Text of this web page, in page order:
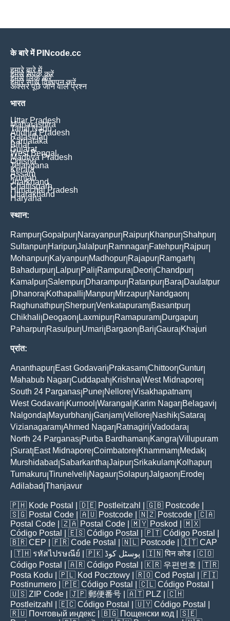
के बारे में PINcode.cc
हमारे बारे में
हमसे संपर्क करें
हमसे लिंक करें
हमारे साथ विज्ञापन करें
अक्सर पूछे जाने वाले प्रश्न
भारत
Uttar Pradesh
Maharashtra
Tamil Nadu
Andhra Pradesh
Rajasthan
Karnataka
Bihar
Gujarat
West Bengal
Madhya Pradesh
Odisha
Telangana
Kerala
Assam
Punjab
Jharkhand
Chattisgarh
Himachal Pradesh
Uttarakhand
Haryana
स्थान:
Rampur Gopalpur Narayanpur Raipur Khanpur Shahpur
Sultanpur Haripur Jalalpur Ramnagar Fatehpur Rajpur
Mohanpur Kalyanpur Madhopur Rajapur Ramgarh
Bahadurpur Lalpur Pali Rampura Deori Chandpur
Kamalpur Salempur Dharampur Ratanpur Bara Daulatpur
Dhanora Kothapalli Manpur Mirzapur Nandgaon
Raghunathpur Sherpur Venkatapuram Basantpur
Chikhali Deogaon Laxmipur Ramapuram Durgapur
Paharpur Rasulpur Umari Bargaon Bari Gaura Khajuri
प्रांत:
Ananthapur East Godavari Prakasam Chittoor Guntur
Mahabub Nagar Cuddapah Krishna West Midnapore
South 24 Parganas Pune Nellore Visakhapatnam
West Godavari Kurnool Warangal Karim Nagar Belagavi
Nalgonda Mayurbhanj Ganjam Vellore Nashik Satara
Vizianagaram Ahmed Nagar Ratnagiri Vadodara
North 24 Parganas Purba Bardhaman Kangra Villupuram
Surat| East Midnapore Coimbatore Khammam Medak
Murshidabad Sabarkantha Jaipur Srikakulam Kolhapur
Tumakuru Tirunelveli Nagaur Solapur Jalgaon Erode
Adilabad Thanjavur
🇵🇭 Kode Postal | 🇩🇪 Postleitzahl | 🇬🇧 Postcode
🇸🇬 Postal Code | 🇦🇺 Postcode | 🇳🇿 Postcode | 🇨🇦
Postal Code | 🇿🇦 Postal Code | 🇲🇾 Poskod
| 🇲🇽
Código Postal
| 🇪🇸 Código Postal | 🇵🇹 Código Postal
🇧🇷 CEP | 🇫🇷 Code Postal | 🇳🇱 Postcode | 🇮🇹 CAP
| 🇹🇭 รหัสไปรษณีย์ | 🇵🇰 پوسٹل کوڈ | 🇮🇳पिन कोड | 🇨🇴
Código Postal
| 🇦🇷 Código Postal | 🇰🇷 우편번호
| 🇹🇷
Posta Kodu | 🇵🇱 Kod Pocztowy | 🇷🇴 Cod Poștal
| 🇫🇮
Postinumero | 🇵🇪 Código Postal | 🇨🇱 Código Postal
🇺🇸 ZIP Code | 🇯🇵 郵便番号 | 🇦🇹 PLZ | 🇨🇭
Postleitzahl
| 🇪🇨 Código Postal | 🇺🇾 Código Postal
🇷🇺 Почтовый индекс | 🇧🇬 Пощенски код | 🇸🇪